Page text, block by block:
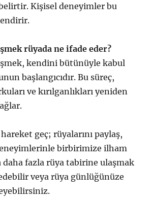
Kişisel deneyimler bu
rüyada ne ifade eder?
kendini bütünüyle kabul
başlangıcıdır. Bu süreç,
ve kırılganlıkları yeniden
geç; rüyalarını paylaş,
birbirimize ilham
daha fazla rüya tabirine ulaşmak
veya rüya günlüğünüze